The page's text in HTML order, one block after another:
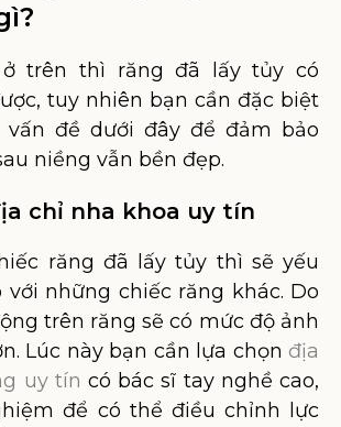
trên thì răng đã lấy tủy có
tuy nhiên bạn cần đặc biệt
vấn đề dưới đây để đảm bảo
niềng vẫn bền đẹp.
chỉ nha khoa uy tín
răng đã lấy tủy thì sẽ yếu
với những chiếc răng khác. Do
trên răng sẽ có mức độ ảnh
Lúc này bạn cần lựa chọn địa
uy tín có bác sĩ tay nghề cao,
để có thể điều chỉnh lực